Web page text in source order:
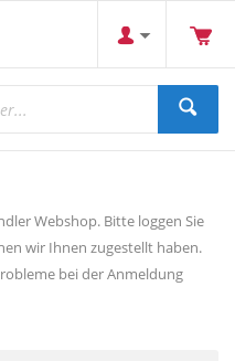
Webshop. Bitte loggen Sie
wir Ihnen zugestellt haben.
bei der Anmeldung